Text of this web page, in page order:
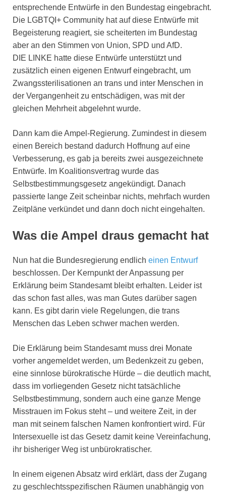
entsprechende Entwürfe in den Bundestag eingebracht.
Die LGBTQI+ Community hat auf diese Entwürfe mit
Begeisterung reagiert, sie scheiterten im Bundestag
aber an den Stimmen von Union, SPD und AfD.
DIE LINKE hatte diese Entwürfe unterstützt und
zusätzlich einen eigenen Entwurf eingebracht, um
Zwangssterilisationen an trans und inter Menschen in
der Vergangenheit zu entschädigen, was mit der
gleichen Mehrheit abgelehnt wurde.
Dann kam die Ampel-Regierung. Zumindest in diesem
einen Bereich bestand dadurch Hoffnung auf eine
Verbesserung, es gab ja bereits zwei ausgezeichnete
Entwürfe. Im Koalitionsvertrag wurde das
Selbstbestimmungsgesetz angekündigt. Danach
passierte lange Zeit scheinbar nichts, mehrfach wurden
Zeitpläne verkündet und dann doch nicht eingehalten.
Was die Ampel draus gemacht hat
Nun hat die Bundesregierung endlich einen Entwurf
beschlossen. Der Kernpunkt der Anpassung per
Erklärung beim Standesamt bleibt erhalten. Leider ist
das schon fast alles, was man Gutes darüber sagen
kann. Es gibt darin viele Regelungen, die trans
Menschen das Leben schwer machen werden.
Die Erklärung beim Standesamt muss drei Monate
vorher angemeldet werden, um Bedenkzeit zu geben,
eine sinnlose bürokratische Hürde – die deutlich macht,
dass im vorliegenden Gesetz nicht tatsächliche
Selbstbestimmung, sondern auch eine ganze Menge
Misstrauen im Fokus steht – und weitere Zeit, in der
man mit seinem falschen Namen konfrontiert wird. Für
Intersexuelle ist das Gesetz damit keine Vereinfachung,
ihr bisheriger Weg ist unbürokratischer.
In einem eigenen Absatz wird erklärt, dass der Zugang
zu geschlechtsspezifischen Räumen unabhängig von